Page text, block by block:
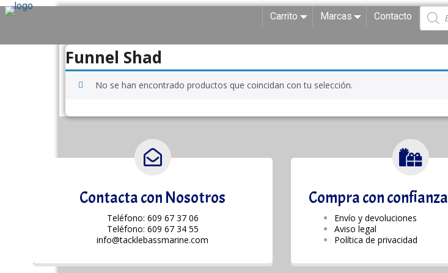
Carrito Marcas Contacto
Funnel Shad
No se han encontrado productos que coincidan con tu selección.
Contacta con Nosotros
Teléfono: 609 67 37 06
Teléfono: 609 67 34 55
info@tacklebassmarine.com
Compra con confianza
Envío y devoluciones
Aviso legal
Política de privacidad